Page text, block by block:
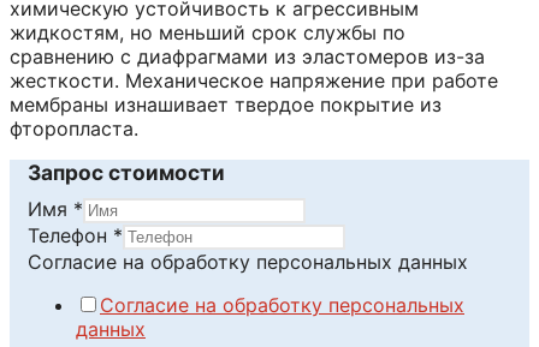
химическую устойчивость к агрессивным
жидкостям, но меньший срок службы по
сравнению с диафрагмами из эластомеров из-за
жесткости. Механическое напряжение при работе
мембраны изнашивает твердое покрытие из
фторопласта.
Запрос стоимости
Имя *
Телефон *
Имя
Согласие на обработку персональных данных
Согласие на обработку персональных
данных